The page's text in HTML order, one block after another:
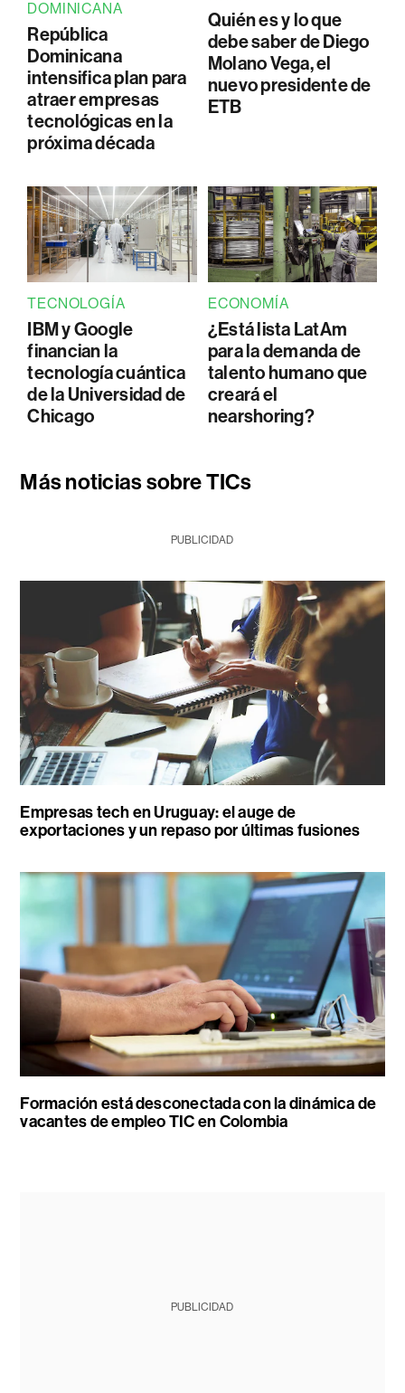
DOMINICANA
República
Dominicana
intensifica plan para
atraer empresas
tecnológicas en la
próxima década
Quién es y lo que
debe saber de Diego
Molano Vega, el
nuevo presidente de
ETB
TECNOLOGÍA
IBM y Google
financian la
tecnología cuántica
de la Universidad de
Chicago
ECONOMÍA
¿Está lista LatAm
para la demanda de
talento humano que
creará el
nearshoring?
Más noticias sobre TICs
PUBLICIDAD
Empresas tech en Uruguay: el auge de
exportaciones y un repaso por últimas fusiones
Formación está desconectada con la dinámica de
vacantes de empleo TIC en Colombia
PUBLICIDAD